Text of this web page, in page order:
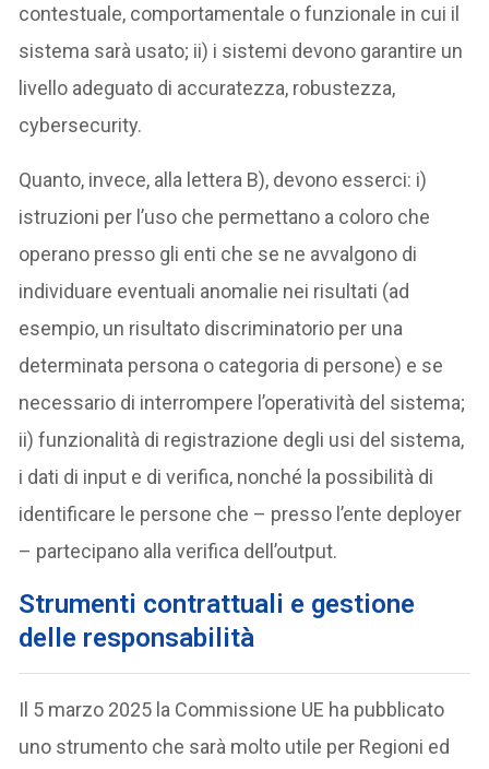
contestuale, comportamentale o funzionale in cui il
sistema sarà usato; ii) i sistemi devono garantire un
livello adeguato di accuratezza, robustezza,
cybersecurity.
Quanto, invece, alla lettera B), devono esserci: i)
istruzioni per l’uso che permettano a coloro che
operano presso gli enti che se ne avvalgono di
individuare eventuali anomalie nei risultati (ad
esempio, un risultato discriminatorio per una
determinata persona o categoria di persone) e se
necessario di interrompere l’operatività del sistema;
ii) funzionalità di registrazione degli usi del sistema,
i dati di input e di verifica, nonché la possibilità di
identificare le persone che – presso l’ente deployer
– partecipano alla verifica dell’output.
Strumenti contrattuali e gestione
delle responsabilità
Il 5 marzo 2025 la Commissione UE ha pubblicato
uno strumento che sarà molto utile per Regioni ed